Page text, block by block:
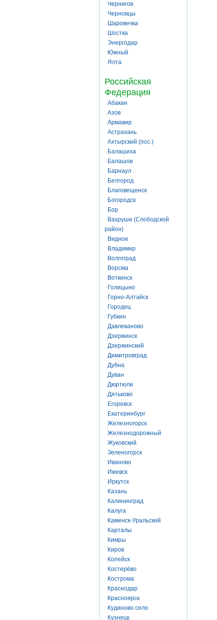
Чернигов
Черновцы
Шаровечка
Шостка
Энергодар
Южный
Ялта
Российская
Федерация
Абакан
Азов
Армавир
Астрахань
Ахтырский (пос.)
Балашиха
Балашов
Барнаул
Белгород
Благовещенск
Богородск
Бор
Вахруши (Слободской
район)
Видное
Владимир
Волгоград
Ворсма
Воткинск
Голицыно
Горно-Алтайск
Городец
Губкин
Давлеканово
Дзержинск
Дзержинский
Димитровград
Дубна
Дуван
Дюртюли
Дятьково
Егоревск
Екатеринбург
Железногорск
Железнодорожный
Жуковский
Зеленогорск
Иваново
Ижевск
Иркутск
Казань
Калининград
Калуга
Каменск-Уральский
Карталы
Кимры
Киров
Копейск
Костерёво
Кострома
Краснодар
Красноярск
Кудиново село
Кузнецк